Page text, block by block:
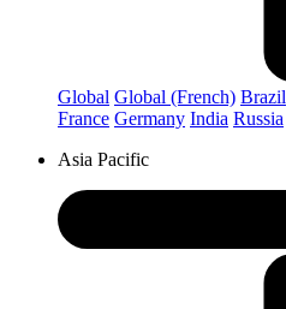
Global Global (French) Brazil
France Germany India Russia
Asia Pacific